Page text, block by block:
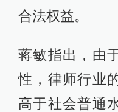
合法权益。
蒋敏指出，由
性，律师行业
高于社会普通